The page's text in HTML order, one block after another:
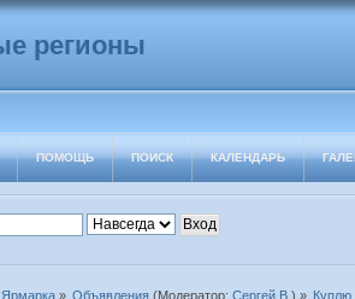
ПОМОЩЬ ПОИСК КАЛЕНДАРЬ
Ярмарка» Объявления(Модератор: Сергей В.) » Куплю